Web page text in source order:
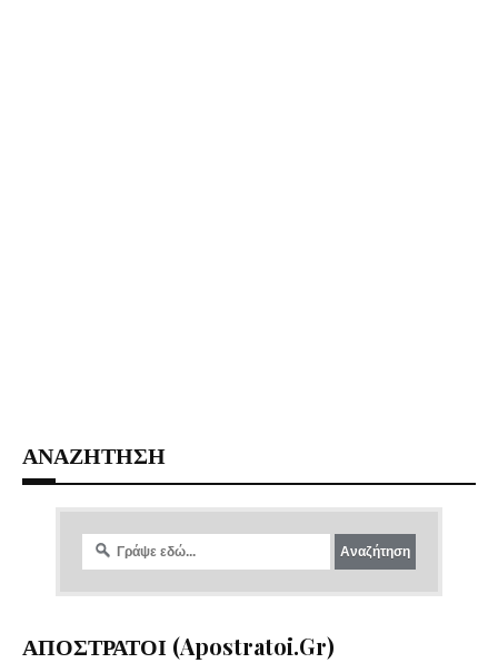
ΑΝΑΖΗΤΗΣΗ
ΑΠΟΣΤΡΑΤΟΙ (apostratoi.gr)